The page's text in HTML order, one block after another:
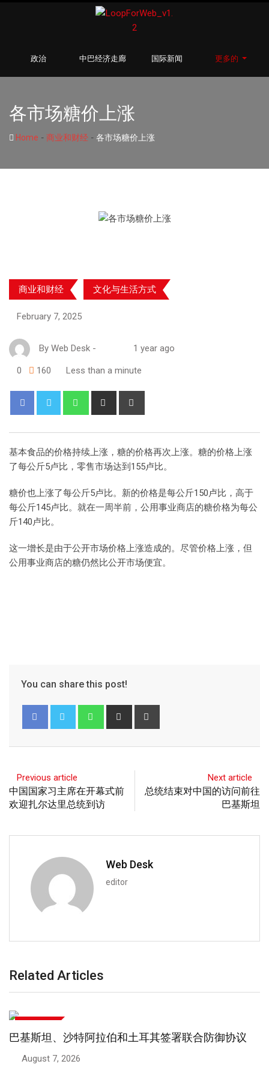
政治 中巴经济走廊 国际新闻 更多的
各市场糖价上涨
Home - 商业和财经 - 各市场糖价上涨
商业和财经 文化与生活方式
February 7, 2025
By Web Desk - 1 year ago
0 160 Less than a minute
基本食品的价格持续上涨，糖的价格再次上涨。糖的价格上涨
了每公斤5卢比，零售市场达到155卢比。
糖价也上涨了每公斤5卢比。新的价格是每公斤150卢比，高于
每公斤145卢比。就在一周半前，公用事业商店的糖价格为每公
斤140卢比。
这一增长是由于公开市场价格上涨造成的。尽管价格上涨，但
公用事业商店的糖仍然比公开市场便宜。
You can share this post!
Previous article
中国国家习主席在开幕式前
欢迎扎尔达里总统到访
Next article
总统结束对中国的访问前往
巴基斯坦
Web Desk
editor
Related Articles
巴基斯坦、沙特阿拉伯和土耳其签署联合防御协议
August 7, 2026